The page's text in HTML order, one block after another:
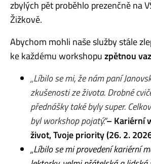
zbylých pět proběhlo prezenčně na
Žižkově.
Abychom mohli naše služby stále
ke každému workshopuzpětnou
„Líbilo se mi, že nám paní
zkušenosti ze života. Drobné
přednášky také byly super.
byl workshop pojatý.“–Kariérní
život, Tvoje priority(26. 2.
„Líbilo se mi provedení kariérní